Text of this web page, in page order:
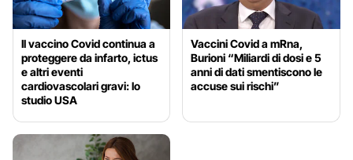
Il vaccino Covid continua a
proteggere da infarto, ictus
e altri eventi
cardiovascolari gravi: lo
studio USA
Vaccini Covid a mRna,
Burioni “Miliardi di dosi e 5
anni di dati smentiscono le
accuse sui rischi”